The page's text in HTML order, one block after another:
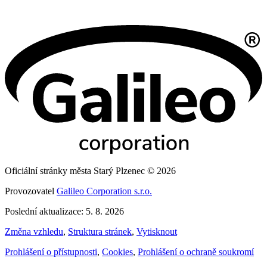
Oficiální stránky města Starý Plzenec © 2026
Provozovatel Galileo Corporation s.r.o.
Poslední aktualizace: 5. 8. 2026
Změna vzhledu, Struktura stránek, Vytisknout
Prohlášení o přístupnosti, Cookies, Prohlášení o ochraně soukromí